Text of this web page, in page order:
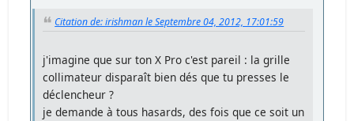
Citation de: irishman le Septembre 04, 2012, 17:01:59
j'imagine que sur ton X Pro c'est pareil : la grille
collimateur disparaît bien dés que tu presses le
déclencheur ?
je demande à tous hasards, des fois que ce soit un